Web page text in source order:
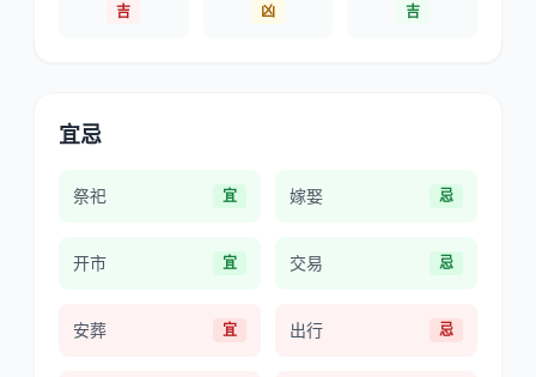
吉 凶 吉
宜忌
祭祀 宜 嫁娶 忌
开市 宜 交易 忌
安葬 宜 出行 忌